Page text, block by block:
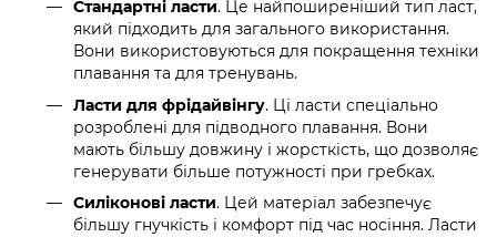
Стандартні ласти. Це найпоширеніший тип ласт,
який підходить для загального використання.
Вони використовуються для покращення техніки
плавання та для тренувань.
Ласти для фрідайвінгу. Ці ласти спеціально
розроблені для підводного плавання. Вони
мають більшу довжину і жорсткість, що дозволяє
генерувати більше потужності при гребках.
Силіконові ласти. Цей матеріал забезпечує
більшу гнучкість і комфорт під час носіння. Ласти